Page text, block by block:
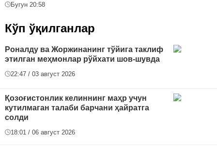
Бугун 20:58
Кўп ўқилганлар
Роналду ва Жоржинанинг тўйига таклиф
этилган меҳмонлар рўйхати шов-шувда
22:47 / 03 август 2026
Қозоғистонлик келиннинг маҳр учун
кутилмаган талаби барчани ҳайратга
солди
18:01 / 06 август 2026